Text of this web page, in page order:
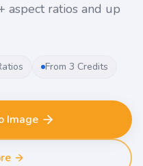
ratios and up
From 3 Credits
Image